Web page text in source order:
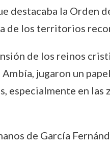
destacaba la Orden
de los territorios
de los reinos
jugaron un
especialmente en las
de García